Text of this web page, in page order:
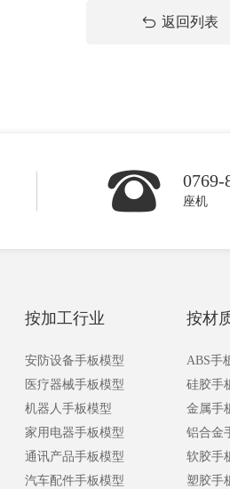
返回列表
0769-
座机
按加工行业
安防设备手板模型
医疗器械手板模型
机器人手板模型
家用电器手板模型
通讯产品手板模型
汽车配件手板模型
按材
ABS手
硅胶手
金属手
铝合金
软胶手
塑胶手